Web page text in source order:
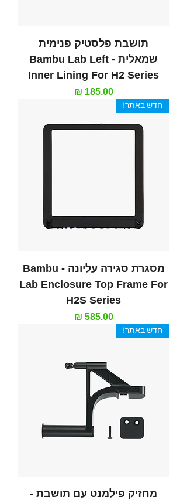
תושבת פלסטיק פנימית
שמאלית - Bambu Lab Left
Inner Lining For H2 Series
מחיר‏185.00 ‏₪
חדש באתר!
מסגרת סגירה עליונה - Bambu
Lab Enclosure Top Frame For
H2S Series
מחיר‏585.00 ‏₪
חדש באתר!
מחזיק פילמנט עם תושבת -